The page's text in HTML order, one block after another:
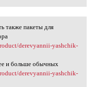
также
также пакеты для
derevyannii-yashchik-
и больше обычных
derevyannii-yashchik-